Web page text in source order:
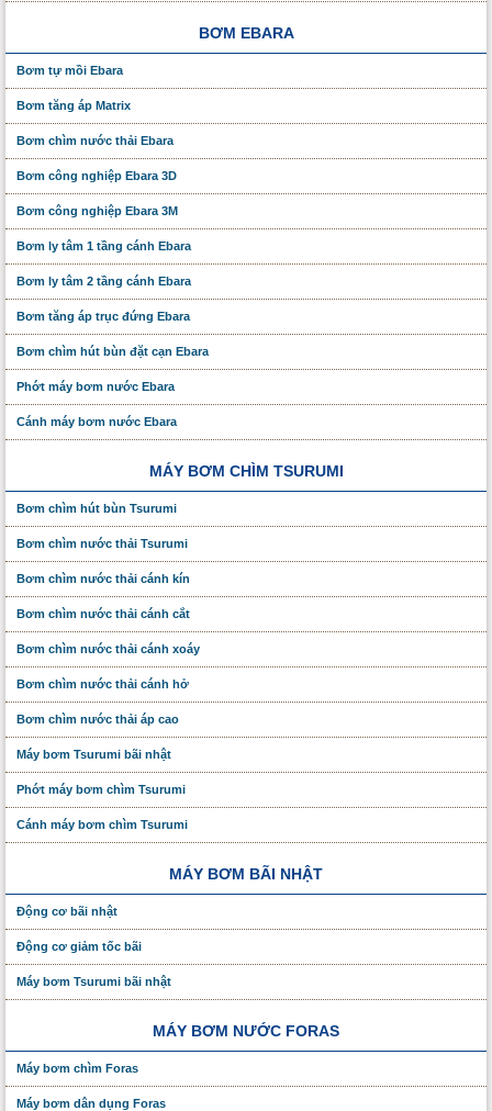
BƠM EBARA
Bơm tự mồi Ebara
Bơm tăng áp Matrix
Bơm chìm nước thải Ebara
Bơm công nghiệp Ebara 3D
Bơm công nghiệp Ebara 3M
Bơm ly tâm 1 tầng cánh Ebara
Bơm ly tâm 2 tầng cánh Ebara
Bơm tăng áp trục đứng Ebara
Bơm chìm hút bùn đặt cạn Ebara
Phớt máy bơm nước Ebara
Cánh máy bơm nước Ebara
MÁY BƠM CHÌM TSURUMI
Bơm chìm hút bùn Tsurumi
Bơm chìm nước thải Tsurumi
Bơm chìm nước thải cánh kín
Bơm chìm nước thải cánh cắt
Bơm chìm nước thải cánh xoáy
Bơm chìm nước thải cánh hở
Bơm chìm nước thải áp cao
Máy bơm Tsurumi bãi nhật
Phớt máy bơm chìm Tsurumi
Cánh máy bơm chìm Tsurumi
MÁY BƠM BÃI NHẬT
Động cơ bãi nhật
Động cơ giảm tốc bãi
Máy bơm Tsurumi bãi nhật
MÁY BƠM NƯỚC FORAS
Máy bơm chìm Foras
Máy bơm dân dụng Foras